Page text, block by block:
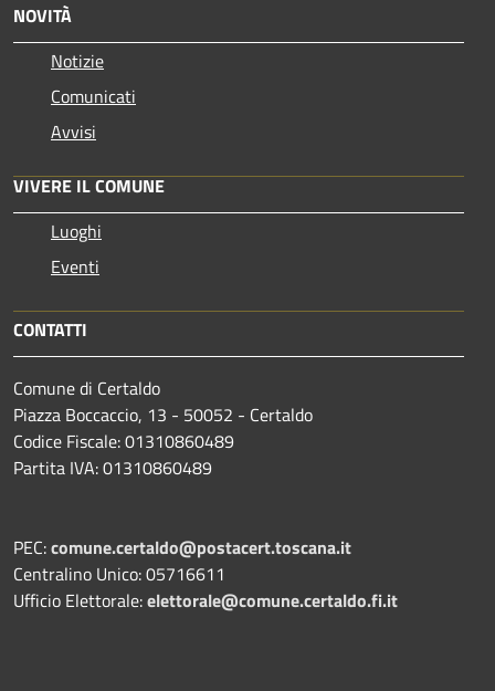
NOVITÀ
Notizie
Comunicati
Avvisi
VIVERE IL COMUNE
Luoghi
Eventi
CONTATTI
Comune di Certaldo
Piazza Boccaccio, 13 - 50052 - Certaldo
Codice Fiscale: 01310860489
Partita IVA: 01310860489
PEC:comune.certaldo@postacert.toscana.it
Centralino Unico: 05716611
Ufficio Elettorale:elettorale@comune.certaldo.fi.it